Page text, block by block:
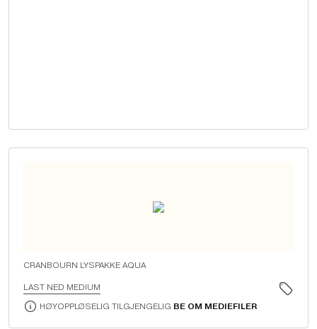
CRANBOURN LYSPAKKE AQUA
LAST NED MEDIUM
HØYOPPLØSELIG TILGJENGELIG BE OM MEDIEFILER